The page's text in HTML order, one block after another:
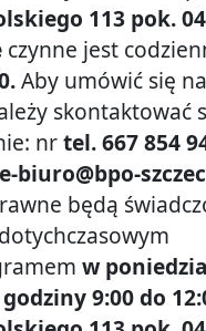
113 pok.
czynne jest
Aby umówić się
skontaktować
nrtel. 667 854
biuro@bpo-
będą
w
9:00 do